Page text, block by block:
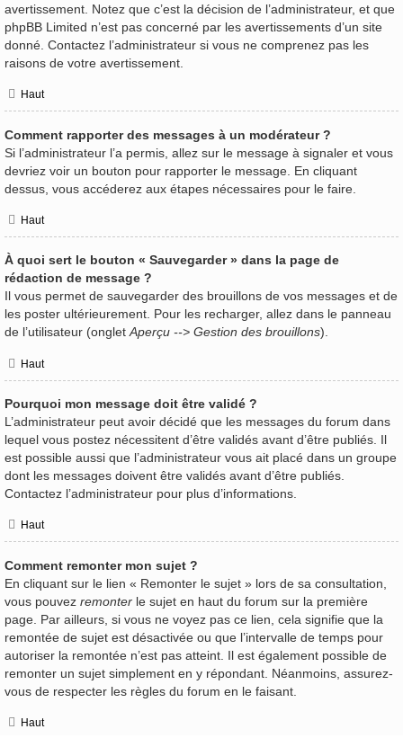
avertissement. Notez que c’est la décision de l’administrateur, et que
phpBB Limited n’est pas concerné par les avertissements d’un site
donné. Contactez l’administrateur si vous ne comprenez pas les
raisons de votre avertissement.
Haut
Comment rapporter des messages à un modérateur ?
Si l’administrateur l’a permis, allez sur le message à signaler et vous
devriez voir un bouton pour rapporter le message. En cliquant
dessus, vous accéderez aux étapes nécessaires pour le faire.
Haut
À quoi sert le bouton « Sauvegarder » dans la page de
rédaction de message ?
Il vous permet de sauvegarder des brouillons de vos messages et de
les poster ultérieurement. Pour les recharger, allez dans le panneau
de l’utilisateur (ongletAperçu --> Gestion des brouillons).
Haut
Pourquoi mon message doit être validé ?
L’administrateur peut avoir décidé que les messages du forum dans
lequel vous postez nécessitent d’être validés avant d’être publiés. Il
est possible aussi que l’administrateur vous ait placé dans un groupe
dont les messages doivent être validés avant d’être publiés.
Contactez l’administrateur pour plus d’informations.
Haut
Comment remonter mon sujet ?
En cliquant sur le lien « Remonter le sujet » lors de sa consultation,
vous pouvez remonter le sujet en haut du forum sur la première
page. Par ailleurs, si vous ne voyez pas ce lien, cela signifie que la
remontée de sujet est désactivée ou que l’intervalle de temps pour
autoriser la remontée n’est pas atteint. Il est également possible de
remonter un sujet simplement en y répondant. Néanmoins, assurez-
vous de respecter les règles du forum en le faisant.
Haut